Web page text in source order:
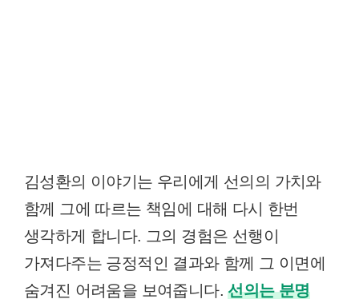
김성환의 이야기는 우리에게 선의의 가치와
함께 그에 따르는 책임에 대해 다시 한번
생각하게 합니다. 그의 경험은 선행이
가져다주는 긍정적인 결과와 함께 그 이면에
숨겨진 어려움을 보여줍니다.선의는 분명